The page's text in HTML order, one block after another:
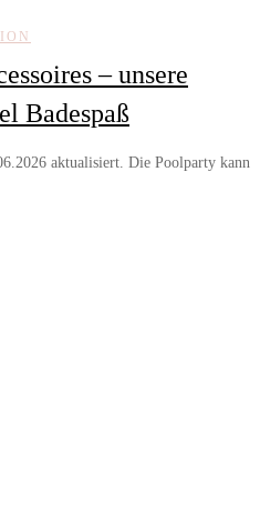
– unsere
Badespaß
aktualisiert. Die Poolparty kann